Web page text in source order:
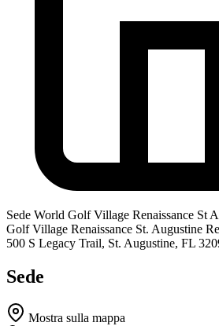
Sede World Golf Village Renaissance St
Golf Village Renaissance St. Augustine
500 S Legacy Trail, St. Augustine, FL
Sede
Mostra sulla mappa